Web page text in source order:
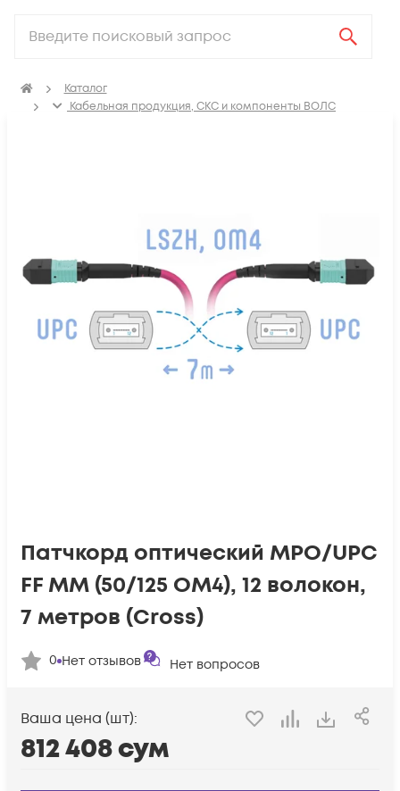
Каталог
Кабельная продукция, СКС и компоненты ВОЛС
Патчкорд оптический MPO/UPC
FF MM (50/125 OM4), 12 волокон,
7 метров (Cross)
0 Нет отзывов Нет вопросов
Ваша цена (шт):
812 408сум